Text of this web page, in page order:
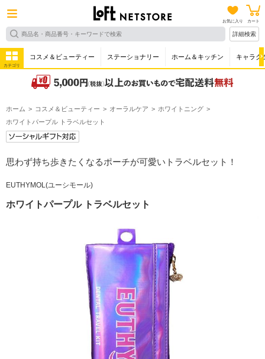
お気に入り カート
詳細検索
カテゴリ
コスメ＆ビューティー ステーショナリー ホーム＆キッチン キャラク
ホーム コスメ＆ビューティー オーラルケア
ホワイトニング
ホワイトパープル トラベルセット
思わず持ち歩きたくなるポーチが可愛いトラベルセット！
EUTHYMOL(ユーシモール)
ホワイトパープル トラベルセット